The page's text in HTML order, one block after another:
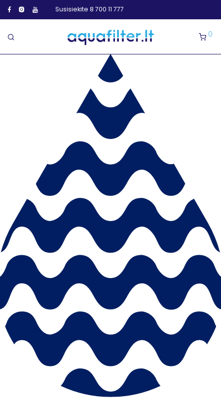
Susisiekite 8 700 11 777
0